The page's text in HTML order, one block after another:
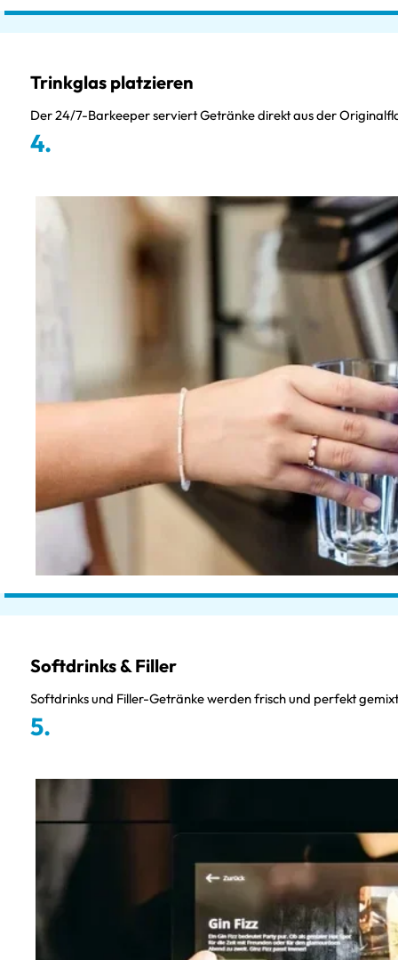
Trinkglas platzieren
Der 24/7-Barkeeper serviert Getränke direkt aus der
4.
Softdrinks & Filler
Softdrinks und Filler-Getränke werden frisch und perfekt
5.